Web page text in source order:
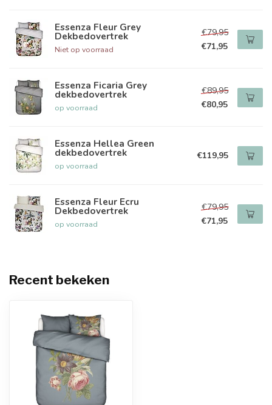
Essenza Fleur Grey
Dekbedovertrek
Niet op voorraad
€79,95
€71,95
Essenza Ficaria Grey
dekbedovertrek
op voorraad
€89,95
€80,95
Essenza Hellea Green
dekbedovertrek
op voorraad
€119,95
Essenza Fleur Ecru
Dekbedovertrek
op voorraad
€79,95
€71,95
Recent bekeken